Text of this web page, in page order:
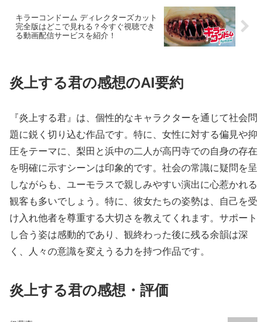
キラーコンドーム ディレクターズカット
完全版はどこで見れる？今すぐ視聴でき
る動画配信サービスを紹介！
炎上する君の感想のAI要約
『炎上する君』は、個性的なキャラクターを通じて社会問
題に鋭く切り込む作品です。特に、女性に対する偏見や抑
圧をテーマに、梨田と浜中の二人が高円寺での自身の存在
を明確に示すシーンは印象的です。社会の常識に疑問を呈
しながらも、ユーモラスで親しみやすい演出に心惹かれる
観客も多いでしょう。特に、彼女たちの姿勢は、自己を受
け入れ他者を尊重する大切さを教えてくれます。サポート
し合う姿は感動的であり、観終わった後に残る余韻は深
く、人々の意識を変えうる力を持つ作品です。
炎上する君の感想・評価